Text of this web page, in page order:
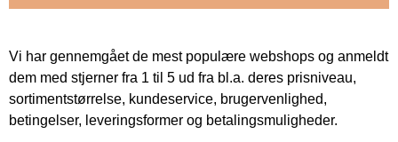
Vi har gennemgået de mest populære webshops og anmeldt
dem med stjerner fra 1 til 5 ud fra bl.a. deres prisniveau,
sortimentstørrelse, kundeservice, brugervenlighed,
betingelser, leveringsformer og betalingsmuligheder.